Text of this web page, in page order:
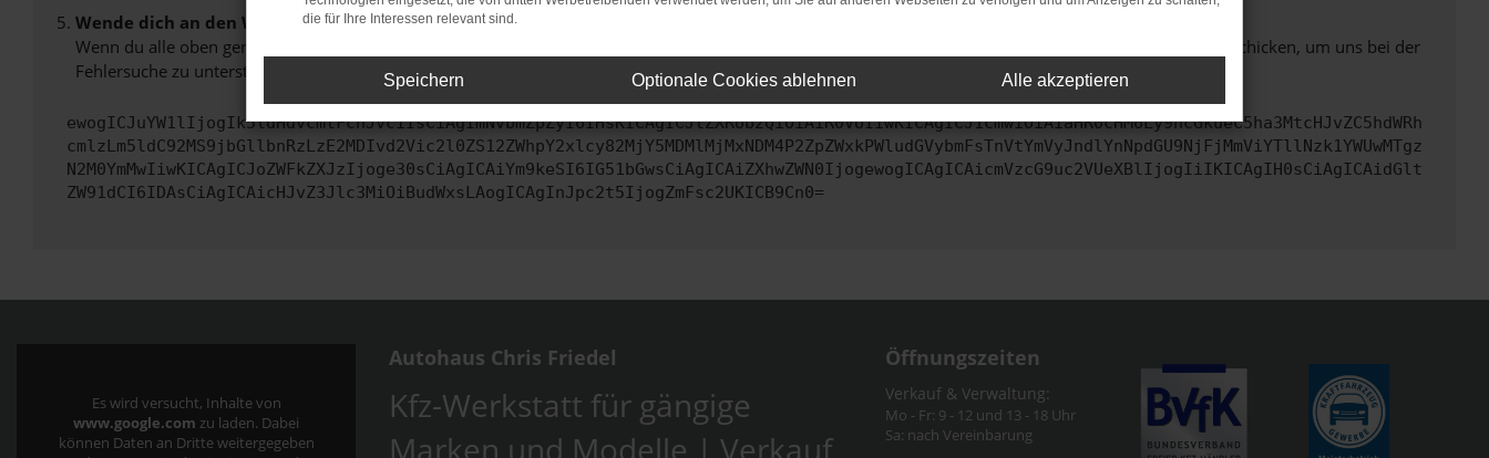
Wende dich an den Webseitenbetreiber.
Wenn du alle oben genannten Schritte versucht hast, kontaktiere uns bitte. Wir werden versuchen, das Problem zu beheben. Du kannst uns diesen Text schicken, um uns bei der
Fehlersuche zu unterstützen:
ewogICJuYW1lIjogIk5ldHdvcmtFcnJvciIsCiAgImNvbmZpZyI6IHsKICAgICJtZXRob2QiOiAiR0VUIiwKICAgICJ1cmwiOiAiaHR0cHM6Ly9hcGkueC5ha3MtcHJvZC5hdWRh
cmlzLm5ldC92MS9jbGllbnRzLzE2MDIvd2Vic2l0ZS12ZWhpY2xlcy82MjY5MDMlMjMxNDM4P2ZpZWxkPWludGVybmFsTnVtYmVyJndlYnNpdGU9NjFjMmViYTllNzk1YWUwMTgz
N2M0YmMwIiwKICAgICJoZWFkZXJzIjoge30sCiAgICAiYm9keSI6IG51bGwsCiAgICAiZXhwZWN0IjogewogICAgICAicmVzcG9uc2VUeXBlIjogIiIKICAgIH0sCiAgICAidGlt
ZW91dCI6IDAsCiAgICAicHJvZ3Jlc3MiOiBudWxsLAogICAgInJpc2t5IjogZmFsc2UKICB9Cn0=
Es wird versucht, Inhalte von
www.google.com zu laden. Dabei
können Daten an Dritte weitergegeben
Autohaus Chris Friedel
Kfz-Werkstatt für gängige
Marken und Modelle | Verkauf
Öffnungszeiten
Verkauf & Verwaltung:
Mo - Fr: 9 - 12 und 13 - 18 Uhr
Sa: nach Vereinbarung
die für Ihre Interessen relevant sind.
Speichern Optionale Cookies ablehnen Alle akzeptieren